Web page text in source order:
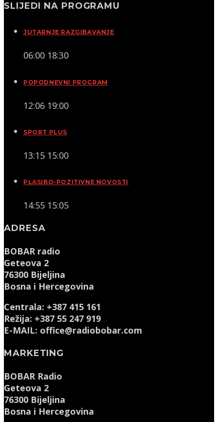
SLIJEDI NA PROGRAMU
JUTARNJE RAZGIBAVANJE
06:00 18:30
POPODNEVNI PROGRAM
12:06 19:00
SPORT PLUS
13:15 15:00
PLASIBO-POZITIVNE NOVOSTI
14:55 15:05
ADRESA
BOBAR radio
Geteova 2
76300 Bijeljina
Bosna i Hercegovina
Centrala: +387 415 161
Režija: +387 55 247 919
E-MAIL: office@radiobobar.com
MARKETING
BOBAR Radio
Geteova 2
76300 Bijeljina
Bosna i Hercegovina